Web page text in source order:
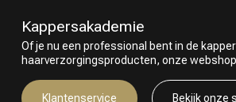
Kappersakademie
Of je nu een professional bent in de
haarverzorgingsproducten, onze
Klantenservice Bekijk onze